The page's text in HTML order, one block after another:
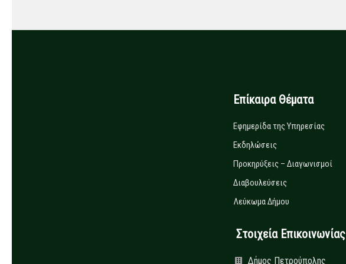
Επίκαιρα Θέματα
Εφημερίδα της Υπηρεσίας
Εκδηλώσεις
Προκηρύξεις – Διαγωνισμοί
Διαβουλεύσεις
Λεύκωμα Δήμου
Στοιχεία Επικοινωνίας
Δήμος Πετρούπολης